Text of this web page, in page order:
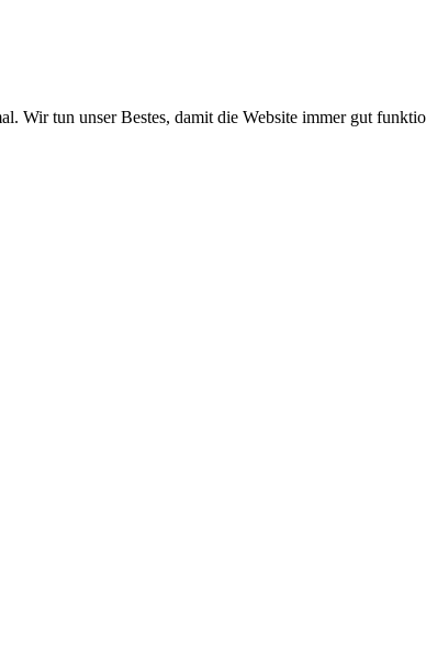
Wir tun unser Bestes, damit die Website immer gut